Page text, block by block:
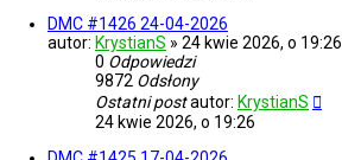
DMC #1426 24-04-2026
autor: KrystianS » 24 kwie 2026, o 19:26
0 Odpowiedzi
9872 Odsłony
Ostatni postautor: KrystianS
24 kwie 2026, o 19:26